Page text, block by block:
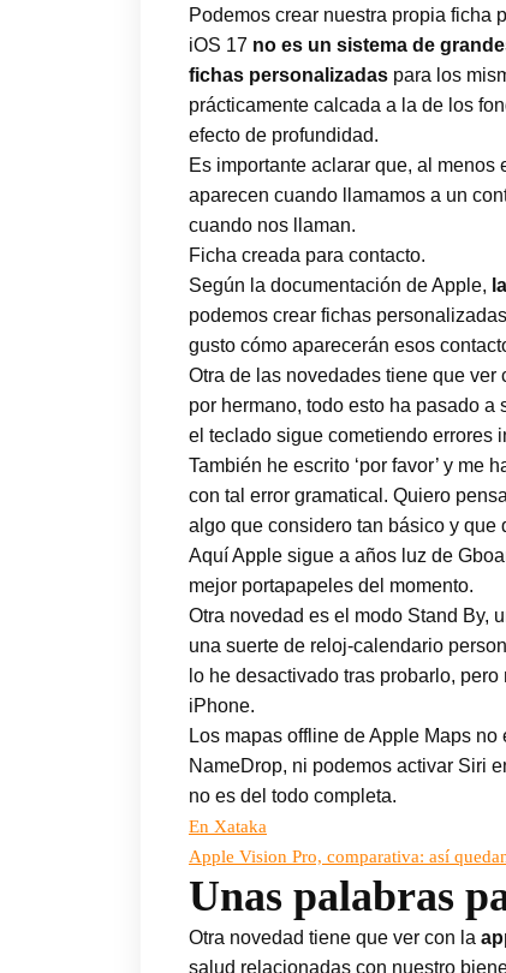
Podemos crear nuestra propia ficha
iOS 17 no es un sistema de
fichas personalizadas para los
prácticamente calcada a la de los
efecto de profundidad.
Es importante aclarar que, al
aparecen cuando llamamos a un
cuando nos llaman.
Ficha creada para contacto.
Según la documentación de Apple,
podemos crear fichas
gusto cómo aparecerán esos
Otra de las novedades tiene que
por hermano, todo esto ha pasado
el teclado sigue cometiendo errores
También he escrito ‘por favor’ y me
con tal error gramatical. Quiero
algo que considero tan básico y que
Aquí Apple sigue a años luz de
mejor portapapeles del momento.
Otra novedad es el modo Stand By,
una suerte de reloj-calendario
lo he desactivado tras probarlo,
iPhone.
Los mapas offline de Apple Maps
NameDrop, ni podemos activar Siri
no es del todo completa.
En Xataka
Apple Vision Pro, comparativa: así
Unas palabras
Otra novedad tiene que ver con la
salud relacionadas con nuestro